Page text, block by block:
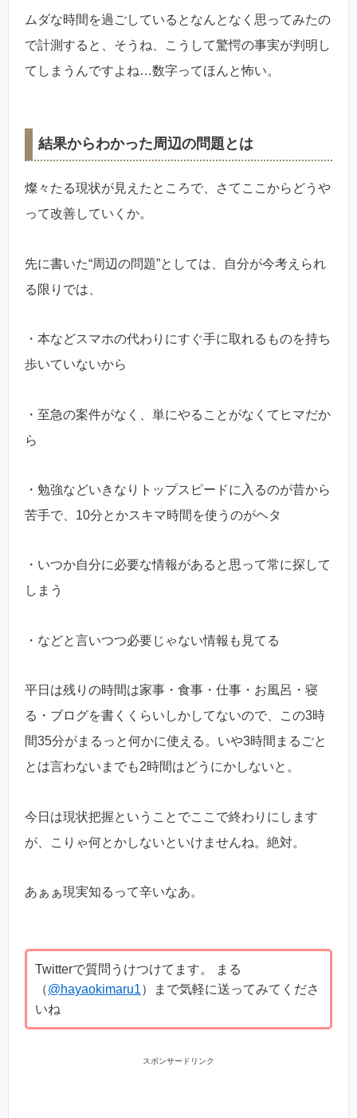
ムダな時間を過ごしているとなんとなく思ってみたの
で計測すると、そうね、こうして驚愕の事実が判明し
てしまうんですよね…数字ってほんと怖い。
結果からわかった周辺の問題とは
燦々たる現状が見えたところで、さてここからどうや
って改善していくか。
先に書いた“周辺の問題”としては、自分が今考えられ
る限りでは、
・本などスマホの代わりにすぐ手に取れるものを持ち
歩いていないから
・至急の案件がなく、単にやることがなくてヒマだか
ら
・勉強などいきなりトップスピードに入るのが昔から
苦手で、10分とかスキマ時間を使うのがヘタ
・いつか自分に必要な情報があると思って常に探して
しまう
・などと言いつつ必要じゃない情報も見てる
平日は残りの時間は家事・食事・仕事・お風呂・寝
る・ブログを書くくらいしかしてないので、この3時
間35分がまるっと何かに使える。いや3時間まるごと
とは言わないまでも2時間はどうにかしないと。
今日は現状把握ということでここで終わりにします
が、こりゃ何とかしないといけませんね。絶対。
あぁぁ現実知るって辛いなあ。
Twitterで質問うけつけてます。 まる
（@hayaokimaru1）まで気軽に送ってみてくださ
いね
スポンサードリンク